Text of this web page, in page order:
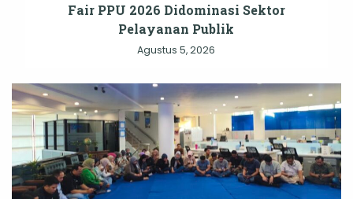
Fair PPU 2026 Didominasi Sektor
Pelayanan Publik
Agustus 5, 2026